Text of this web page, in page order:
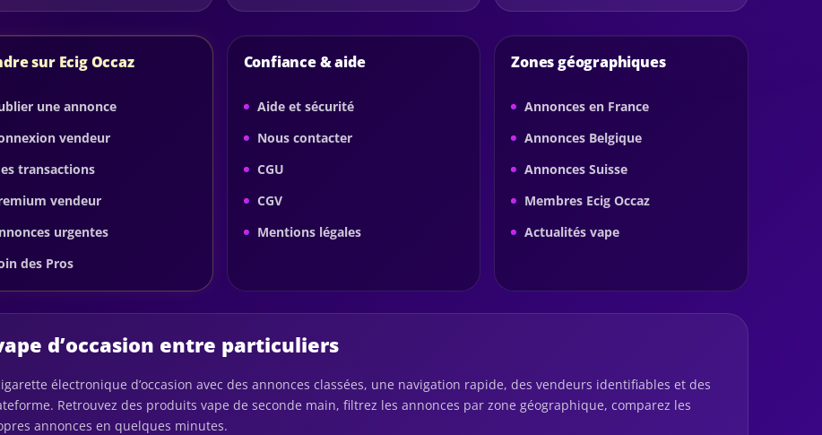
sur Ecig Occaz
une annonce
vendeur
transactions
vendeur
urgentes
des Pros
Confiance & aide
Aide et sécurité
Nous contacter
CGU
CGV
Mentions légales
Zones géographiques
Annonces en France
Annonces Belgique
Annonces Suisse
Membres Ecig Occaz
Actualités vape
d’occasion entre particuliers
électronique d’occasion avec des annonces classées, une navigation rapide, des vendeurs identifiables et des
Retrouvez des produits vape de seconde main, filtrez les annonces par zone géographique, comparez les
annonces en quelques minutes.